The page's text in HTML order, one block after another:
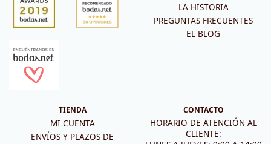
LA HISTORIA
PREGUNTAS FRECUENTES
EL BLOG
TIENDA
MI CUENTA
ENVÍOS Y PLAZOS DE
CONTACTO
HORARIO DE ATENCIÓN AL
CLIENTE: